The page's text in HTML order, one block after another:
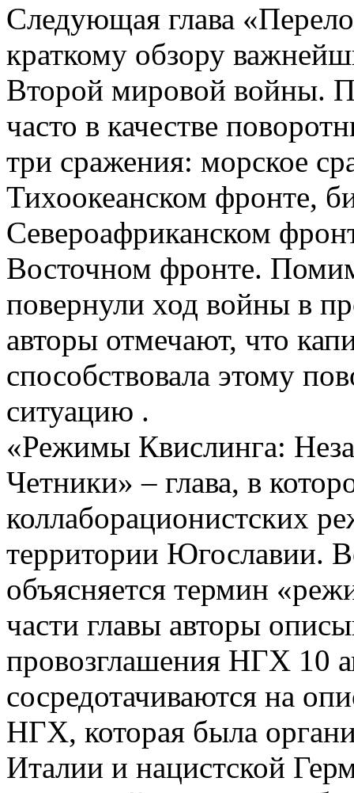
Следующая глава
краткому обзору
Второй мировой войны.
часто в качестве
три сражения: морское
Тихоокеанском фронте,
Североафриканском
Восточном фронте.
повернули ход войны в
авторы отмечают, что
способствовала этому
ситуацию .
«Режимы Квислинга:
Четники» – глава, в
коллаборационистских
территории Югославии.
объясняется термин
части главы авторы
провозглашения НГХ 10
сосредотачиваются на
НГХ, которая была
Италии и нацистской